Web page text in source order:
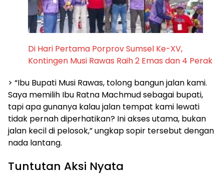
Di Hari Pertama Porprov Sumsel Ke-XV,
Kontingen Musi Rawas Raih 2 Emas dan 4 Perak
> “Ibu Bupati Musi Rawas, tolong bangun jalan kami.
Saya memilih Ibu Ratna Machmud sebagai bupati,
tapi apa gunanya kalau jalan tempat kami lewati
tidak pernah diperhatikan? Ini akses utama, bukan
jalan kecil di pelosok,” ungkap sopir tersebut dengan
nada lantang.
Tuntutan Aksi Nyata